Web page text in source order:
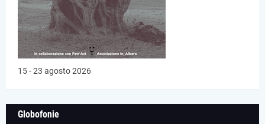
15 - 23 agosto 2026
Globofonie